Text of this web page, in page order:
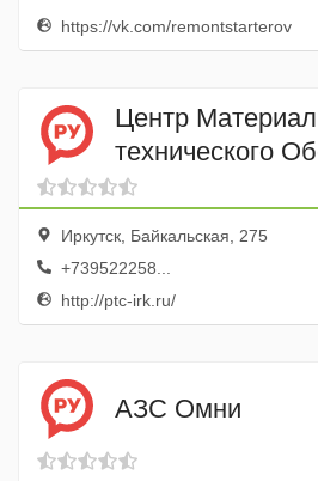
https://vk.com/remontstarterov
Центр
технического
Федеральной
по Иркутской
Иркутск, Байкальская, 275
+739522258...
http://ptc-irk.ru/
АЗС Омни